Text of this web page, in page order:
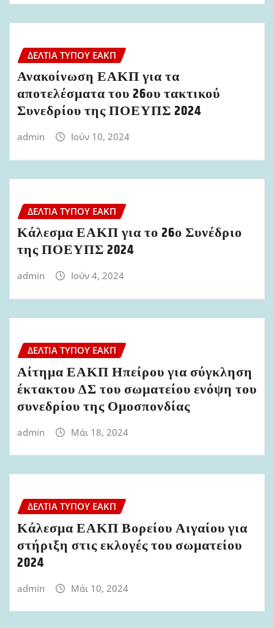
ΔΕΛΤΊΑ ΤΎΠΟΥ ΕΑΚΠ
Ανακοίνωση ΕΑΚΠ για τα
αποτελέσματα του 26ου τακτικού
Συνεδρίου της ΠΟΕΥΠΣ 2024
admin Ιούν 10, 2024
ΔΕΛΤΊΑ ΤΎΠΟΥ ΕΑΚΠ
Κάλεσμα ΕΑΚΠ για το 26ο Συνέδριο
της ΠΟΕΥΠΣ 2024
admin Ιούν 4, 2024
ΔΕΛΤΊΑ ΤΎΠΟΥ ΕΑΚΠ
Αίτημα ΕΑΚΠ Ηπείρου για σύγκληση
έκτακτου ΔΣ του σωματείου ενόψη του
συνεδρίου της Ομοσπονδίας
admin Μάι 18, 2024
ΔΕΛΤΊΑ ΤΎΠΟΥ ΕΑΚΠ
Κάλεσμα ΕΑΚΠ Βορείου Αιγαίου για
στήριξη στις εκλογές του σωματείου
2024
admin Μάι 10, 2024